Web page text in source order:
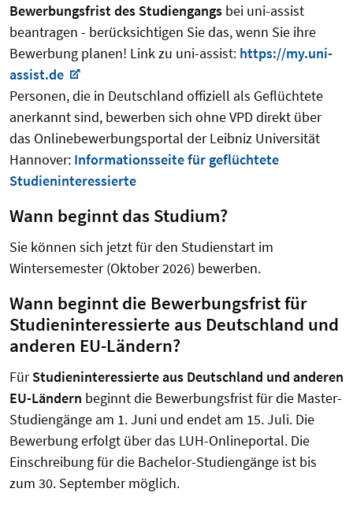
Bewerbungsfrist des Studiengangs bei uni-assist
beantragen - berücksichtigen Sie das, wenn Sie ihre
Bewerbung planen! Link zu uni-assist: https://my.uni-
assist.de
Personen, die in Deutschland offiziell als Geflüchtete
anerkannt sind, bewerben sich ohne VPD direkt über
das Onlinebewerbungsportal der Leibniz Universität
Hannover: Informationsseite für geflüchtete
Studieninteressierte
Wann beginnt das Studium?
Sie können sich jetzt für den Studienstart im
Wintersemester (Oktober 2026) bewerben.
Wann beginnt die Bewerbungsfrist für
Studieninteressierte aus Deutschland und
anderen EU-Ländern?
FürStudieninteressierte aus Deutschland und anderen
EU-Ländern beginnt die Bewerbungsfrist für die Master-
Studiengänge am 1. Juni und endet am 15. Juli. Die
Bewerbung erfolgt über das LUH-Onlineportal. Die
Einschreibung für die Bachelor-Studiengänge ist bis
zum 30. September möglich.